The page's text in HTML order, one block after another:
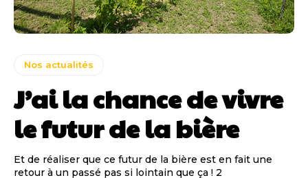
Nos actualités
J’ai la chance de vivre
le futur de la bière
Et de réaliser que ce futur de la bière est en fait une
retour à un passé pas si lointain que ça ! 2